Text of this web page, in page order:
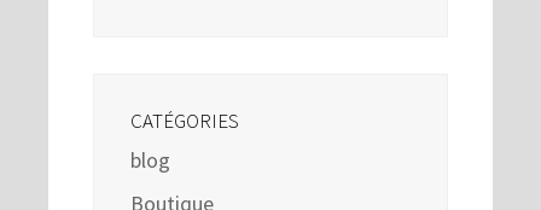
CATÉGORIES
blog
Boutique